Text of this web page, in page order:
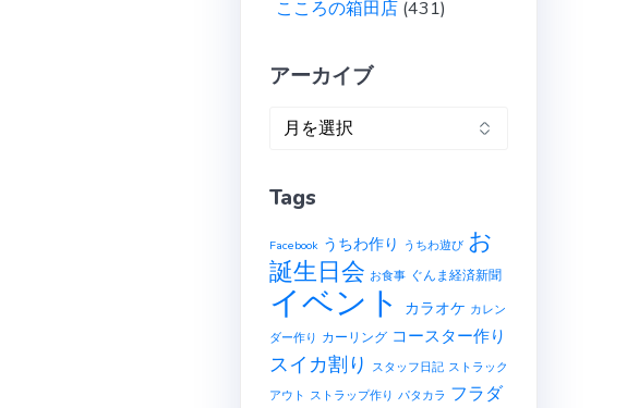
こころの箱田店 (431)
アーカイブ
イ
Tags
Facebook うちわ作り うちわ遊び お
誕生日会 お食事 ぐんま経済新聞
イベント カラオケ カレン
ダー作り カーリング コースター作り
スイカ割り スタッフ日記 ストラック
アウト ストラップ作り パタカラ フラダ